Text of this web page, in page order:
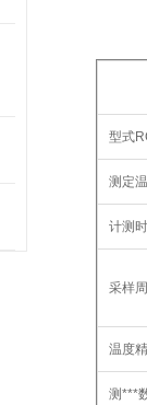
型式
测定
计测
采样
温度
测***